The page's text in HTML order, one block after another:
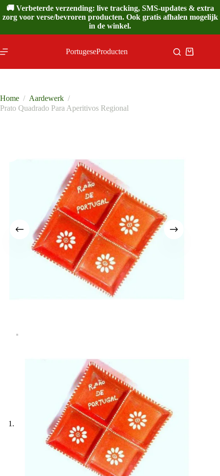
Ga
naar
de
🚚 Verbeterde verzending: live tracking, SMS-updates & extra
zorg voor verse/bevroren producten. Ook gratis afhalen mogelijk
in de winkel.
PortugeseProducten
Home / Aardewerk /
Prato Quadrado Para Aperitivos Regional